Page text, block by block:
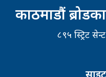
काठमाडौं
८९५ स्ट्रिट